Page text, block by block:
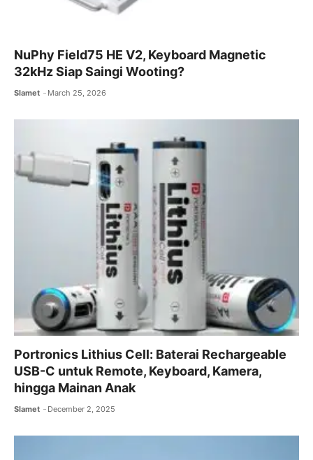
NuPhy Field75 HE V2, Keyboard Magnetic
32kHz Siap Saingi Wooting?
Slamet March 25, 2026
Portronics Lithius Cell: Baterai Rechargeable
USB-C untuk Remote, Keyboard, Kamera,
hingga Mainan Anak
Slamet December 2, 2025